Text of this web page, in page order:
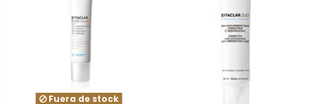
Fuera de stock